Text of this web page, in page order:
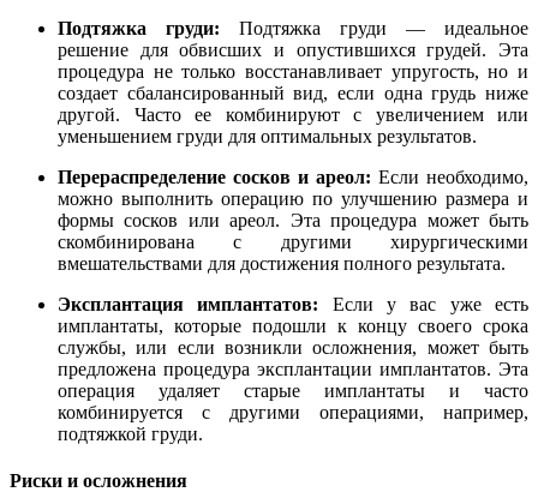
Подтяжка груди: Подтяжка груди — идеальное
решение для обвисших и опустившихся грудей. Эта
процедура не только восстанавливает упругость, но и
создает сбалансированный вид, если одна грудь ниже
другой. Часто ее комбинируют с увеличением или
уменьшением груди для оптимальных результатов.
Перераспределение сосков и ареол: Если необходимо,
можно выполнить операцию по улучшению размера и
формы сосков или ареол. Эта процедура может быть
скомбинирована с другими хирургическими
вмешательствами для достижения полного результата.
Эксплантация имплантатов: Если у вас уже есть
имплантаты, которые подошли к концу своего срока
службы, или если возникли осложнения, может быть
предложена процедура эксплантации имплантатов. Эта
операция удаляет старые имплантаты и часто
комбинируется с другими операциями, например,
подтяжкой груди.
Риски и осложнения